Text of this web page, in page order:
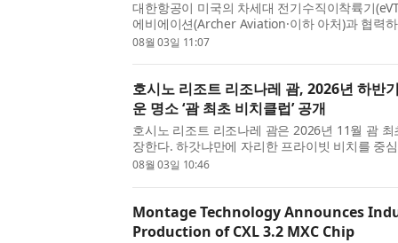
대한항공이 미국의 차세대 전기수직이착륙기
에비에이션(Archer Aviation·이하 아처)과 협력
AAM(Advanced Air Mobility·미래 항공 모빌리
08월 03일 11:07
호시노 리조트 리조나레 괌, 2026년 하반
운 명소 ‘괌 최초 비치클럽’ 공개
호시노 리조트 리조나레 괌은 2026년 11월 괌
장한다. 하갓냐만에 자리한 프라이빗 비치를 중
비치클럽은 괌의 자연과 차모로(Chamorro) 문
08월 03일 10:46
Montage Technology Announces
Production of CXL 3.2 MXC Chip